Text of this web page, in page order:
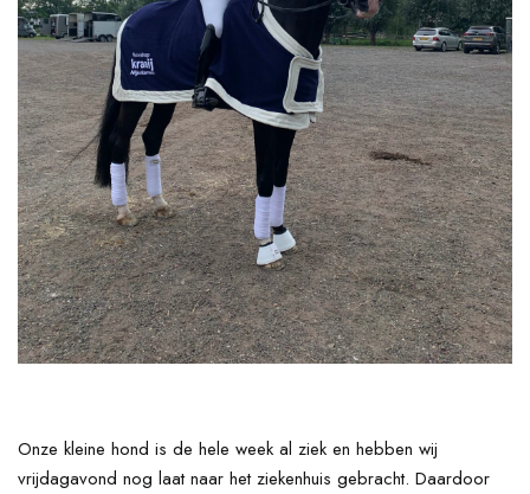
Onze kleine hond is de hele week al ziek en hebben wij
vrijdagavond nog laat naar het ziekenhuis gebracht. Daardoor